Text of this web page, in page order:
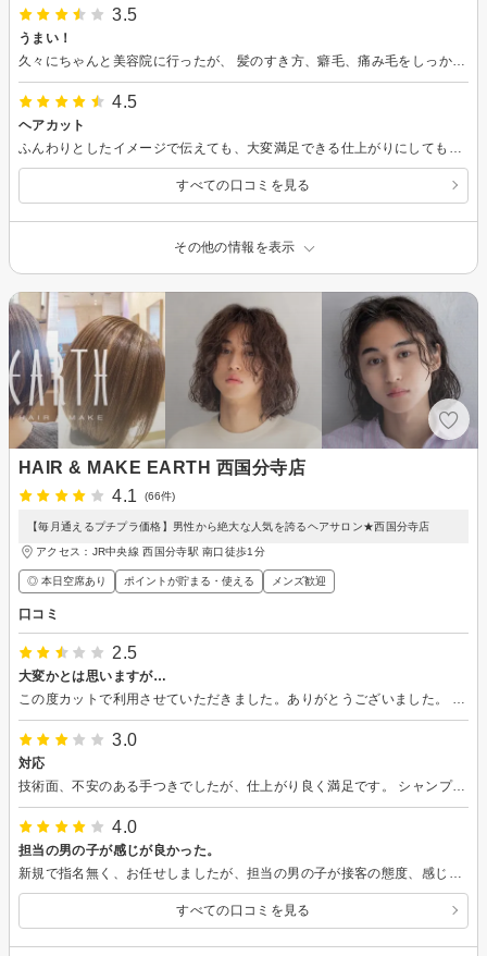
3.5
うまい！
久々にちゃんと美容院に行ったが、 髪のすき方、癖毛、痛み毛をしっかり切ってくれた、そして上手い。
4.5
ヘアカット
すべての口コミを見る
その他の情報を表示
HAIR & MAKE EARTH 西国分寺店
4.1
(66件)
【毎月通えるプチプラ価格】男性から絶大な人気を誇るヘアサロン★西国分寺店
アクセス：JR中央線 西国分寺駅 南口徒歩1分
◎ 本日空席あり ポイントが貯まる・使える メンズ歓迎
口コミ
2.5
大変かとは思いますが…
3.0
対応
技術面、不安のある手つきでしたが、仕上がり良く満足です。 シャンプーはもっと強めの方が好きです。 マッサージ、ないのと同じレベルです。 お店は綺麗でした 値段、高くないですか？
4.0
担当の男の子が感じが良かった。
すべての口コミを見る